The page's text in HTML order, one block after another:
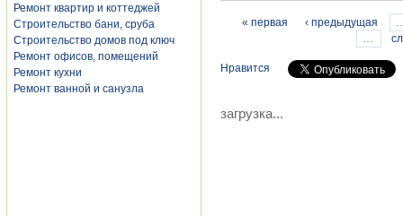
Ремонт квартир и коттеджей
Строительство бани, сруба
Строительство домов под ключ
Ремонт офисов, помещений
Ремонт кухни
Ремонт ванной и санузла
Страницы
« первая ‹ предыдущая
…
Нравится
загрузка...